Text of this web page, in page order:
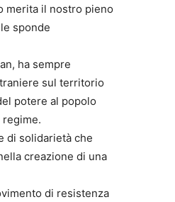
merita il nostro pieno
sponde
ha sempre
sul territorio
potere al popolo
di solidarietà che
creazione di una
di resistenza